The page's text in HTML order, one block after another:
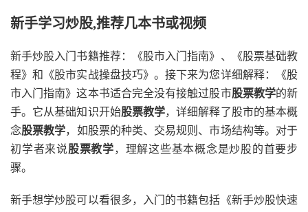
新手学习炒股,推荐几本书或视频
新手炒股入门书籍推荐：《股市入门指南》、《股票基础教
程》和《股市实战操盘技巧》。接下来为您详细解释：《股
市入门指南》这本书适合完全没有接触过股市股票教学的新
手。它从基础知识开始股票教学，详细解释了股市的基本概
念股票教学，如股票的种类、交易规则、市场结构等。对于
初学者来说股票教学，理解这些基本概念是炒股的首要步
骤。
新手想学炒股可以看很多，入门的书籍包括《新手炒股快速